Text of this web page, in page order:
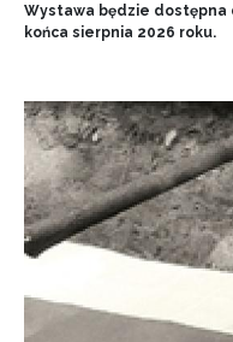
Wystawa będzie dostępna
końca sierpnia 2026 roku.